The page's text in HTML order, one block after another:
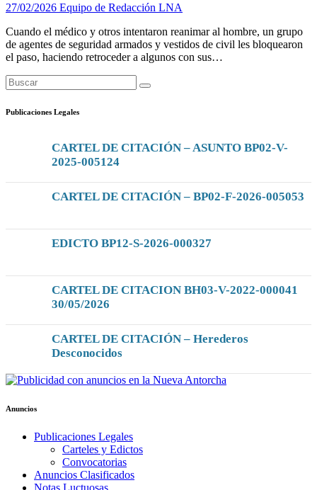
27/02/2026 Equipo de Redacción LNA
Cuando el médico y otros intentaron reanimar al hombre, un grupo
de agentes de seguridad armados y vestidos de civil les bloquearon
el paso, haciendo retroceder a algunos con sus…
Publicaciones Legales
CARTEL DE CITACIÓN – ASUNTO BP02-V-
2025-005124
CARTEL DE CITACIÓN – BP02-F-2026-005053
EDICTO BP12-S-2026-000327
CARTEL DE CITACION BH03-V-2022-000041
30/05/2026
CARTEL DE CITACIÓN – Herederos
Desconocidos
Anuncios
Publicaciones Legales
Carteles y Edictos
Convocatorias
Anuncios Clasificados